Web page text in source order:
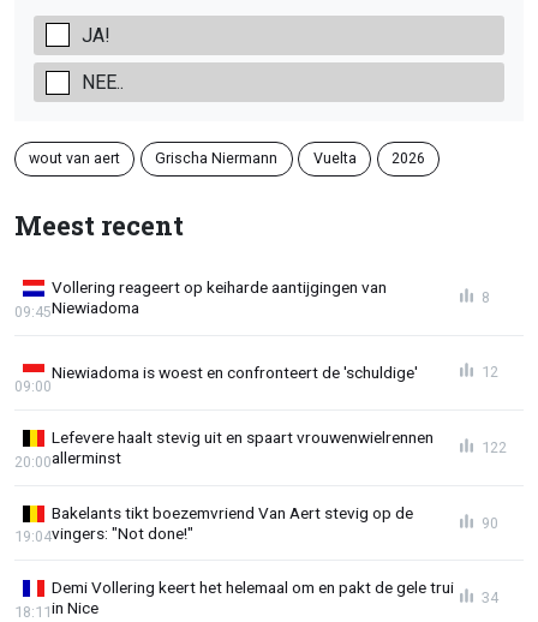
JA!
NEE..
wout van aert Grischa Niermann Vuelta 2026
Meest recent
Vollering reageert op keiharde aantijgingen van
Niewiadoma
09:45
8
Niewiadoma is woest en confronteert de 'schuldige'
09:00
12
Lefevere haalt stevig uit en spaart vrouwenwielrennen
allerminst
20:00
122
Bakelants tikt boezemvriend Van Aert stevig op de
vingers: "Not done!"
19:04
90
Demi Vollering keert het helemaal om en pakt de gele trui
in Nice
18:11
34